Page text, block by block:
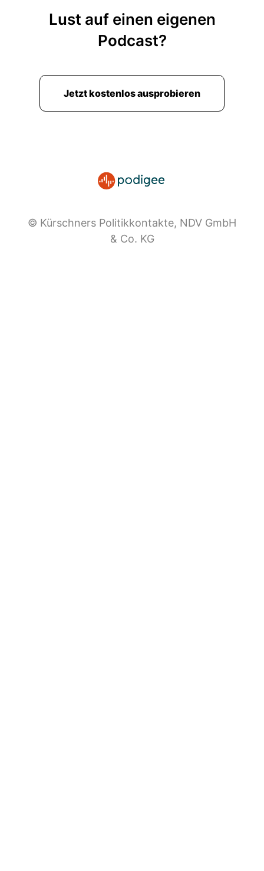
Lust auf einen eigenen
Podcast?
Jetzt kostenlos ausprobieren
© Kürschners Politikkontakte, NDV GmbH
& Co. KG